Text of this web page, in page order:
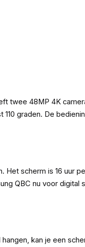
twee 48MP 4K
graden. De
scherm is 16 uur
QBC nu voor digital
kan je een